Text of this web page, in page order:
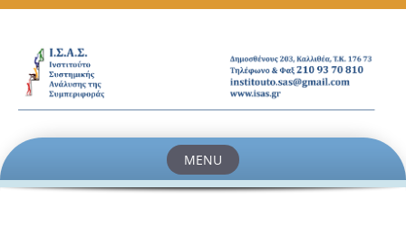
MENU
Skip